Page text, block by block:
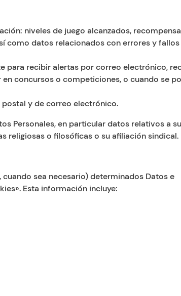
niveles de juego alcanzados,
como datos relacionados con errores y
para recibir alertas por correo electrónico,
concursos o competiciones, o cuando se
y de correo electrónico.
Personales, en particular datos relativos a
religiosas o filosóficas o su afiliación sindical.
sea necesario) determinados Datos e
Esta información incluye: